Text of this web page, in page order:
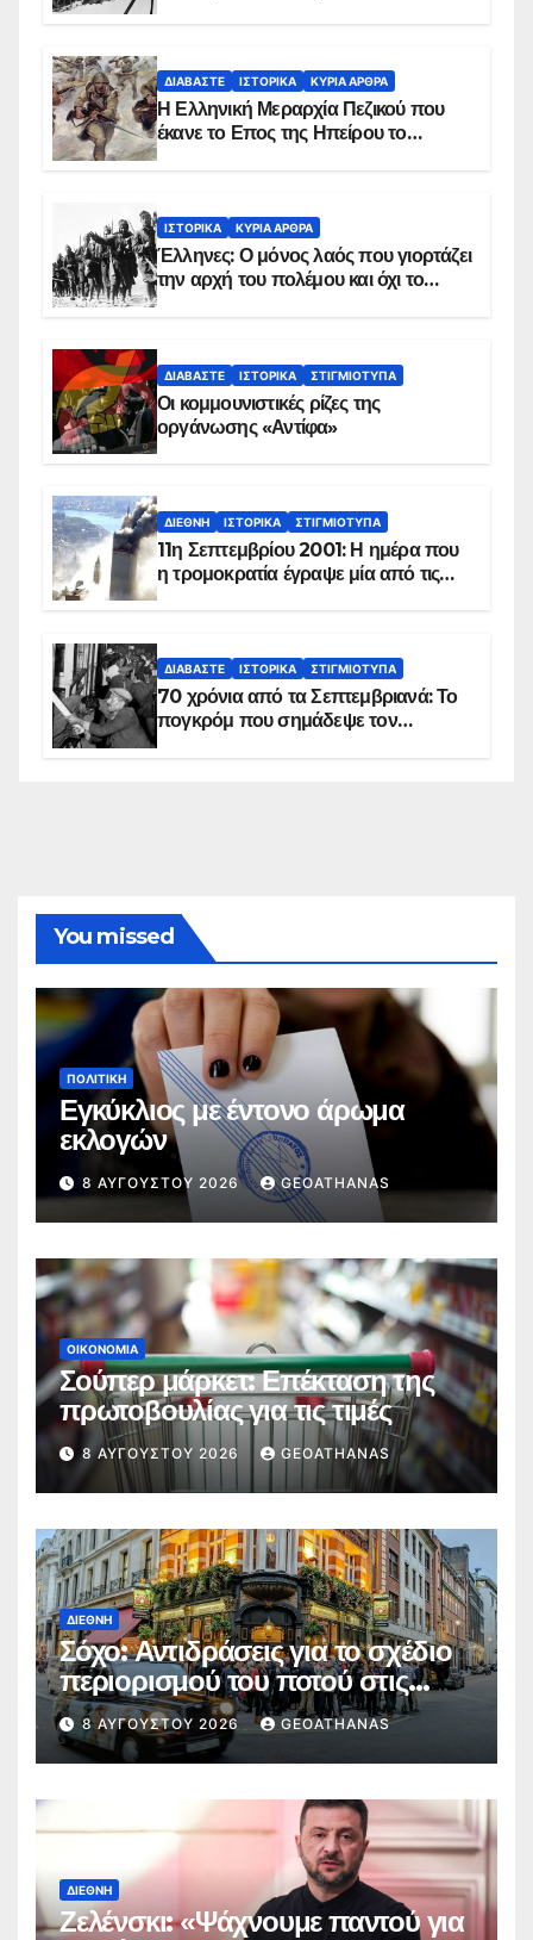
ΔΙΑΒΆΣΤΕ ΙΣΤΟΡΙΚΆ ΚΥΡΙΑ ΑΡΘΡΑ
Η Ελληνική Μεραρχία Πεζικού που
έκανε το Επος της Ηπείρου το
ΙΣΤΟΡΙΚΆ ΚΥΡΙΑ ΑΡΘΡΑ
Έλληνες: Ο μόνος λαός που γιορτάζει
την αρχή του πολέμου και όχι το
ΔΙΑΒΆΣΤΕ ΙΣΤΟΡΙΚΆ ΣΤΙΓΜΙΌΤΥΠΑ
Οι κομμουνιστικές ρίζες της
οργάνωσης «Αντίφα»
ΔΙΕΘΝΉ ΙΣΤΟΡΙΚΆ ΣΤΙΓΜΙΌΤΥΠΑ
11η Σεπτεμβρίου 2001: Η ημέρα που
η τρομοκρατία έγραψε μία από τις
ΔΙΑΒΆΣΤΕ ΙΣΤΟΡΙΚΆ ΣΤΙΓΜΙΌΤΥΠΑ
70 χρόνια από τα Σεπτεμβριανά: Το
πογκρόμ που σημάδεψε τον
You missed
ΠΟΛΙΤΙΚΉ
Εγκύκλιος με έντονο άρωμα
εκλογών
8 ΑΥΓΟΎΣΤΟΥ 2026 GEOATHANAS
ΟΙΚΟΝΟΜΊΑ
Σούπερ μάρκετ: Επέκταση της
πρωτοβουλίας για τις τιμές
8 ΑΥΓΟΎΣΤΟΥ 2026 GEOATHANAS
ΔΙΕΘΝΉ
Σόχο: Αντιδράσεις για το σχέδιο
περιορισμού του ποτού στις
παμπ
8 ΑΥΓΟΎΣΤΟΥ 2026 GEOATHANAS
ΔΙΕΘΝΉ
Ζελένσκι: «Ψάχνουμε παντού για